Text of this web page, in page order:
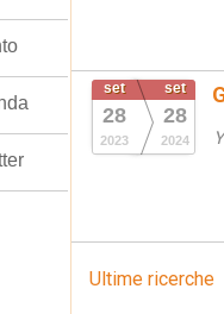
set
28
2023
set
28
2024
Ultime ricerche